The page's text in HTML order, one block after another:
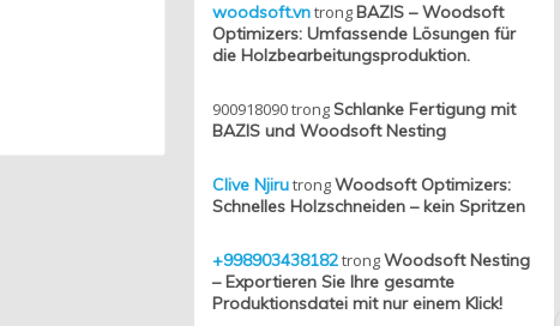
woodsoft.vntrongBAZIS – Woodsoft
Optimizers: Umfassende Lösungen für
die Holzbearbeitungsproduktion.
900918090trongSchlanke Fertigung mit
BAZIS und Woodsoft Nesting
Clive NjirutrongWoodsoft Optimizers:
Schnelles Holzschneiden – kein Spritzen
+998903438182trongWoodsoft Nesting
– Exportieren Sie Ihre gesamte
Produktionsdatei mit nur einem Klick!